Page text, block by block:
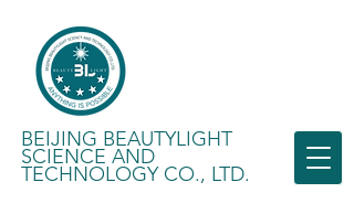
BEIJING BEAUTYLIGHT
SCIENCE AND
TECHNOLOGY CO., LTD.